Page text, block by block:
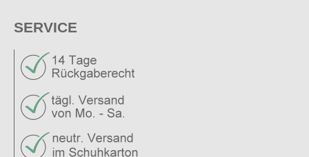
SERVICE